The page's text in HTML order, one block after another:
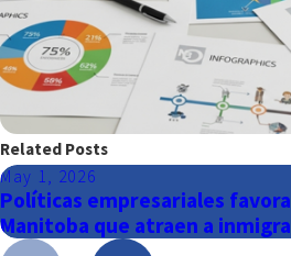
Related Posts
May 1, 2026
Políticas empresariales
Manitoba que atraen a